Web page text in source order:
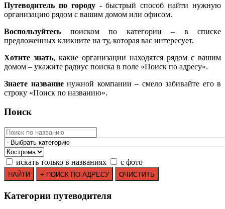
Путеводитель по городу- быстрый способ найти нужную
организацию рядом с вашим домом или офисом.
Воспользуйтесь поиском по категории – в списке
предложенных кликните на ту, которая вас интересует.
Хотите знать, какие организации находятся рядом с вашим
домом – укажите радиус поиска в поле «Поиск по адресу».
Знаете названиенужной компании – смело забивайте его в
строку «Поиск по названию».
Поиск
искать только в названиях с фото
Категории путеводителя